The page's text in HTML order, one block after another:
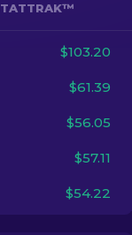
TR
$103.20
$61.39
$56.05
$57.11
$54.22